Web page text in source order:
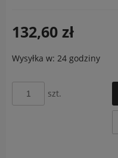
132,60 zł
Wysyłka w: 24 godziny
szt.